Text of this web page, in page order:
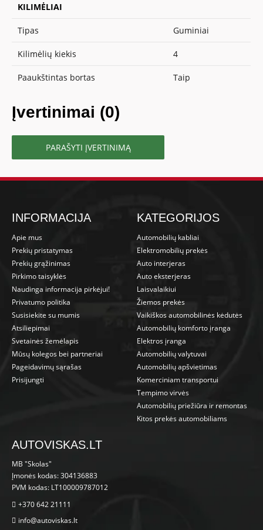
KILIMĖLIAI
Tipas Guminiai
Kilimėlių kiekis 4
Paaukštintas bortas Taip
Įvertinimai (0)
PARAŠYTI ĮVERTINIMĄ
INFORMACIJA
Apie mus
Prekių pristatymas
Prekių grąžinimas
Pirkimo taisyklės
Naudinga informacija pirkėjui!
Privatumo politika
Susisiekite su mumis
Atsiliepimai
Svetainės žemėlapis
Mūsų kolegos bei partneriai
Pageidavimų sąrašas
Prisijungti
KATEGORIJOS
Automobilių kabliai
Elektromobilių prekės
Auto interjeras
Auto eksterjeras
Laisvalaikiui
Žiemos prekės
Vaikiškos automobilinės kėdutės
Automobilių komforto įranga
Elektros įranga
Automobilių valytuvai
Automobilių apšvietimas
Komerciniam transportui
Tempimo virvės
Automobilių priežiūra ir remontas
Kitos prekės automobiliams
AUTOVISKAS.LT
MB "Skolas"
Įmonės kodas: 304136883
PVM kodas: LT100009787012
+370 642 21111
info@autoviskas.lt